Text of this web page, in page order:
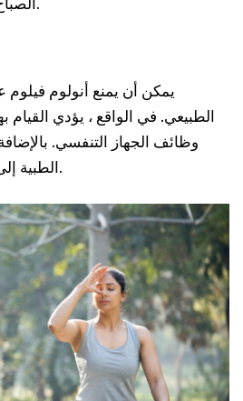
الصباح والمساء لتقوية المناعة.
يمكن أن يمنع أنولوم فيلوم
الطبيعي. في الواقع ، يؤدي القيام
وظائف الجهاز التنفسي.
الطبية إلى أنه يقوي مناعة جسمك.